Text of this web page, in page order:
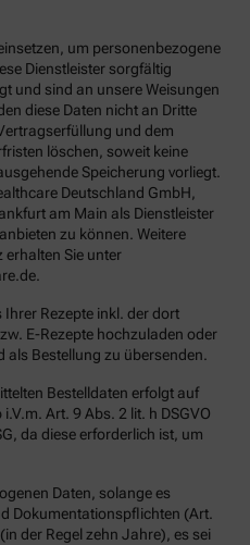
um personenbezogene
Dienstleister sorgfältig
und sind an unsere Weisungen
diese Daten nicht an Dritte
und dem
löschen, soweit keine
Speicherung vorliegt.
Deutschland GmbH,
am Main als Dienstleister
zu können. Weitere
Sie unter
Rezepte inkl. der dort
E-Rezepte hochzuladen oder
als Bestellung zu übersenden.
Bestelldaten erfolgt auf
Art. 9 Abs. 2 lit. h DSGVO
da diese erforderlich ist, um
Daten, solange es
Dokumentationspflichten (Art.
der Regel zehn Jahre), es sei